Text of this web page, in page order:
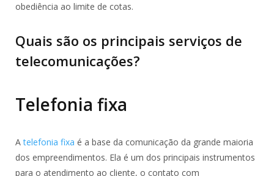
obediência ao limite de cotas.
Quais são os principais serviços de
telecomunicações?
Telefonia fixa
Atelefonia fixa é a base da comunicação da grande maioria
dos empreendimentos. Ela é um dos principais instrumentos
para o atendimento ao cliente, o contato com